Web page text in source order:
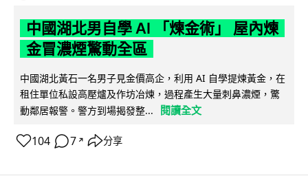
中國湖北男自學 AI 「煉金術」 屋內煉
金冒濃煙驚動全區
中國湖北黃石一名男子見金價高企，利用 AI 自學提煉黃金，在
租住單位私設高壓爐及作坊冶煉，過程產生大量刺鼻濃煙，驚
動鄰居報警。警方到場揭發整...
閱讀全文
104 7 ↗ 分享